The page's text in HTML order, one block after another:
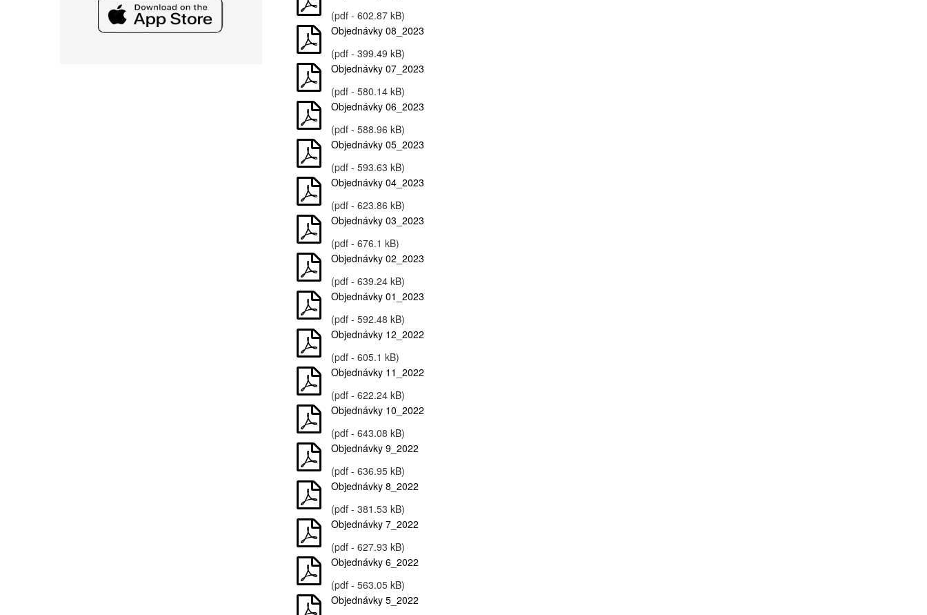
(pdf - 602.87 kB)
Objednávky 08_2023
(pdf - 399.49 kB)
Objednávky 07_2023
(pdf - 580.14 kB)
Objednávky 06_2023
(pdf - 588.96 kB)
Objednávky 05_2023
(pdf - 593.63 kB)
Objednávky 04_2023
(pdf - 623.86 kB)
Objednávky 03_2023
(pdf - 676.1 kB)
Objednávky 02_2023
(pdf - 639.24 kB)
Objednávky 01_2023
(pdf - 592.48 kB)
Objednávky 12_2022
(pdf - 605.1 kB)
Objednávky 11_2022
(pdf - 622.24 kB)
Objednávky 10_2022
(pdf - 643.08 kB)
Objednávky 9_2022
(pdf - 636.95 kB)
Objednávky 8_2022
(pdf - 381.53 kB)
Objednávky 7_2022
(pdf - 627.93 kB)
Objednávky 6_2022
(pdf - 563.05 kB)
Objednávky 5_2022